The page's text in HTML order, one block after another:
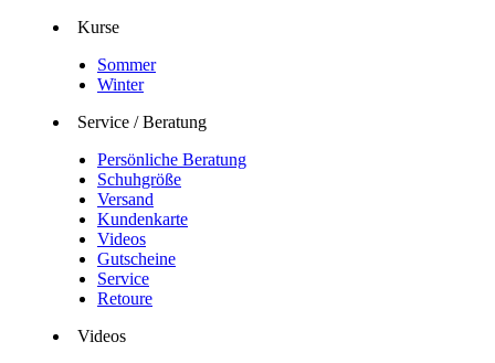
Kurse
Sommer
Winter
Service / Beratung
Persönliche Beratung
Schuhgröße
Versand
Kundenkarte
Videos
Gutscheine
Service
Retoure
Videos